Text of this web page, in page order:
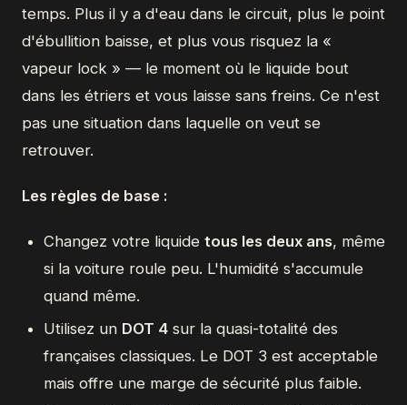
temps. Plus il y a d'eau dans le circuit, plus le point
d'ébullition baisse, et plus vous risquez la «
vapeur lock » — le moment où le liquide bout
dans les étriers et vous laisse sans freins. Ce n'est
pas une situation dans laquelle on veut se
retrouver.
Les règles de base :
Changez votre liquide tous les deux ans, même
si la voiture roule peu. L'humidité s'accumule
quand même.
Utilisez un DOT 4 sur la quasi-totalité des
françaises classiques. Le DOT 3 est acceptable
mais offre une marge de sécurité plus faible.